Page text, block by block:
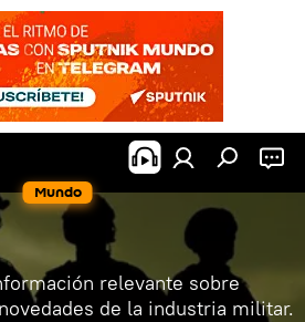
Mundo
relevante sobre
de la industria militar.